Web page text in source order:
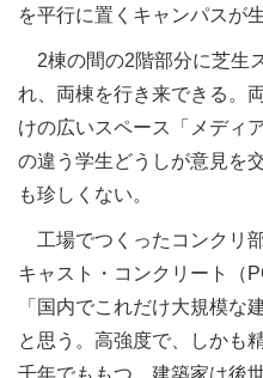
を平行に置くキャンパスが
2棟の間の2階部分に芝生
れ、両棟を行き来できる。
けの広いスペース「メディ
の違う学生どうしが意見を
も珍しくない。
工場でつくったコンクリ
キャスト・コンクリート（
「国内でこれだけ大規模な
と思う。高強度で、しかも
千年でももつ。建築家は後